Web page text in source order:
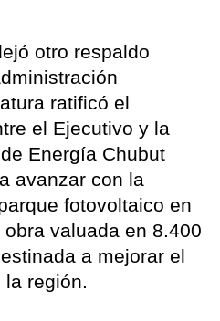
otro respaldo
ratificó el
el Ejecutivo y la
Energía Chubut
avanzar con la
fotovoltaico en
valuada en 8.400
a mejorar el
región.